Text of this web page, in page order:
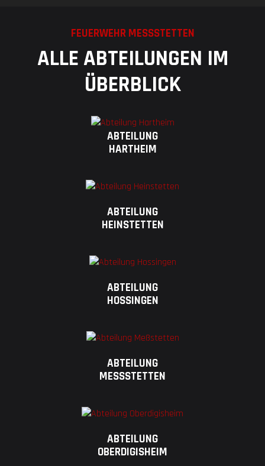
FEUERWEHR MESSSTETTEN
ALLE ABTEILUNGEN IM
ÜBERBLICK
ABTEILUNG
HARTHEIM
ABTEILUNG
HEINSTETTEN
ABTEILUNG
HOSSINGEN
ABTEILUNG
MESSSTETTEN
ABTEILUNG
OBERDIGISHEIM